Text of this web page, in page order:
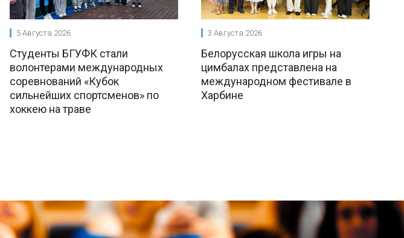
5 Августа 2026
Студенты БГУФК стали
волонтерами международных
соревнований «Кубок
сильнейших спортсменов» по
хоккею на траве
3 Августа 2026
Белорусская школа игры на
цимбалах представлена на
международном фестивале в
Харбине